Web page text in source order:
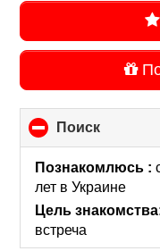
Поиск
to
collapse
contents
Познакомлюсь :
лет в Украине
Цель
встреча